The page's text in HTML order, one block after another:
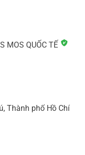
MOS QUỐC TẾ
Thành phố Hồ Chí